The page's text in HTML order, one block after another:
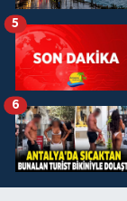
5
6